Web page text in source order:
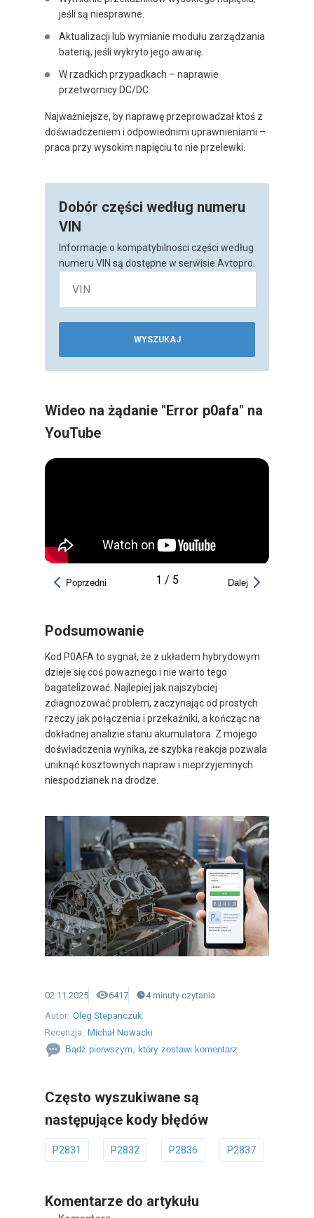
jeśli są niesprawne.
Aktualizacji lub wymianie modułu zarządzania
baterią, jeśli wykryto jego awarię.
W rzadkich przypadkach – naprawie
przetwornicy DC/DC.
Najważniejsze, by naprawę przeprowadzał ktoś z
doświadczeniem i odpowiednimi uprawnieniami –
praca przy wysokim napięciu to nie przelewki.
Dobór części według numeru
VIN
Informacje o kompatybilności części według
numeru VIN są dostępne w serwisie Avtopro.
WYSZUKAJ
Wideo na żądanie "Error p0afa" na
YouTube
Poprzedni 1 / 5 Dalej
Podsumowanie
Kod P0AFA to sygnał, że z układem hybrydowym
dzieje się coś poważnego i nie warto tego
bagatelizować. Najlepiej jak najszybciej
zdiagnozować problem, zaczynając od prostych
rzeczy jak połączenia i przekaźniki, a kończąc na
dokładnej analizie stanu akumulatora. Z mojego
doświadczenia wynika, że szybka reakcja pozwala
uniknąć kosztownych napraw i nieprzyjemnych
niespodzianek na drodze.
02.11.2025 6417 4 minuty czytania
Autor: Oleg Stepanczuk
Recenzja: Michał Nowacki
Bądź pierwszym, który zostawi komentarz
Często wyszukiwane są
następujące kody błędów
P2831 P2832 P2836 P2837
Komentarze do artykułu